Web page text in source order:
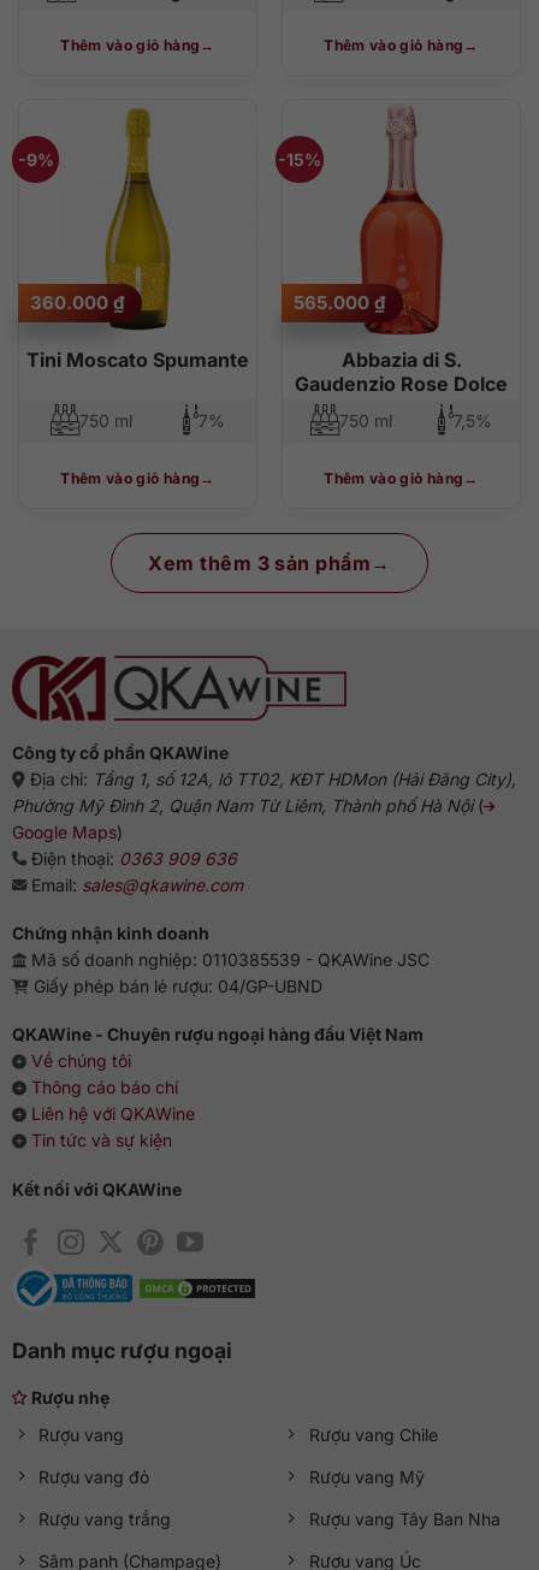
Thêm vào giỏ hàng Thêm vào giỏ hàng
-9%
Tini Moscato Spumante
Giá
gốc
là:
395.000 ₫.
360.000 ₫
Giá
hiện
tại
là:
360.000 ₫.
750 ml 7%
Thêm vào giỏ hàng
-15%
Abbazia di S.
Gaudenzio Rose Dolce
Giá
gốc
là:
665.000 ₫.
565.000 ₫
Giá
hiện
tại
565.000 ₫.
750 ml 7,5%
Thêm vào giỏ hàng
Xem thêm 3 sản phẩm
Công ty cổ phần QKAWine
Địa chỉ: Tầng 1, số 12A, lô TT02, KĐT HDMon (Hải Đăng City),
Phường Mỹ Đình 2, Quận Nam Từ Liêm, Thành phố Hà Nội(
Google Maps)
Điện thoại: 0363 909 636
Email: sales@qkawine.com
Chứng nhận kinh doanh
Mã số doanh nghiệp: 0110385539 - QKAWine JSC
Giấy phép bán lẻ rượu: 04/GP-UBND
QKAWine - Chuyên rượu ngoại hàng đầu Việt Nam
Về chúng tôi
Thông cáo báo chí
Liên hệ với QKAWine
Tin tức và sự kiện
Kết nối với QKAWine
Danh mục rượu ngoại
Rượu nhẹ
Rượu vang
Rượu vang đỏ
Rượu vang trắng
Sâm panh (Champage)
Rượu vang Chile
Rượu vang Mỹ
Rượu vang Tây Ban Nha
Rượu vang Úc